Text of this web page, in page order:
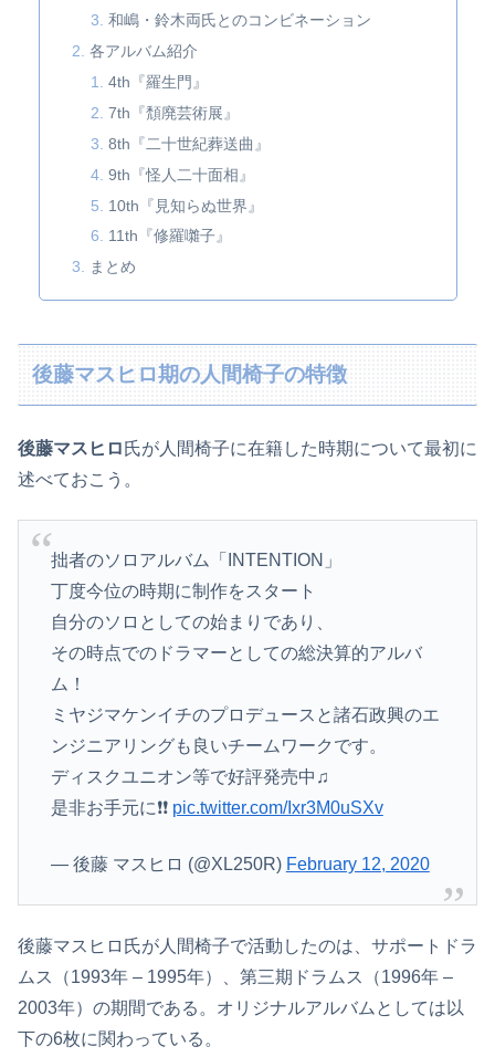
和嶋・鈴木両氏とのコンビネーション
各アルバム紹介
4th『羅生門』
7th『頽廃芸術展』
8th『二十世紀葬送曲』
9th『怪人二十面相』
10th『見知らぬ世界』
11th『修羅囃子』
まとめ
後藤マスヒロ期の人間椅子の特徴
後藤マスヒロ 氏が人間椅子に在籍した時期について最初に
述べておこう。
拙者のソロアルバム「INTENTION」
丁度今位の時期に制作をスタート
自分のソロとしての始まりであり、
その時点でのドラマーとしての総決算的アルバ
ム！
ミヤジマケンイチのプロデュースと諸石政興のエ
ンジニアリングも良いチームワークです。
ディスクユニオン等で好評発売中♫
是非お手元に❗❗ pic.twitter.com/Ixr3M0uSXv
— 後藤 マスヒロ (@XL250R) February 12, 2020
後藤マスヒロ氏が人間椅子で活動したのは、サポートドラ
ムス（1993年 – 1995年）、第三期ドラムス（1996年 –
2003年）の期間である。オリジナルアルバムとしては以
下の6枚に関わっている。